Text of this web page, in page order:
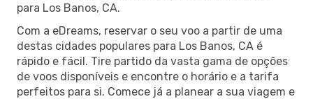
para Los Banos, CA.
Com a eDreams, reservar o seu voo a partir de uma
destas cidades populares para Los Banos, CA é
rápido e fácil. Tire partido da vasta gama de opções
de voos disponíveis e encontre o horário e a tarifa
perfeitos para si. Comece já a planear a sua viagem e